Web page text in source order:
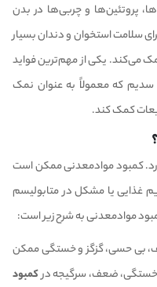
پروتئین‌ها و چربی‌ها در بدن
سلامت استخوان و دندان بسیار
می‌کند. یکی از مهم‌ترین فواید
که معمولاً به عنوان نمک
کمک کند.
کمبود موادمعدنی ممکن است
غذایی یا مشکل در متابولیسم
موادمعدنی به شرح زیر است:
بی حسی، گزگز و خستگی ممکن
خستگی، ضعف، سرگیجه درکمبود